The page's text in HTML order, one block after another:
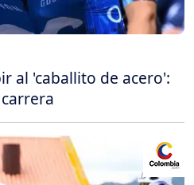
al 'caballito de acero':